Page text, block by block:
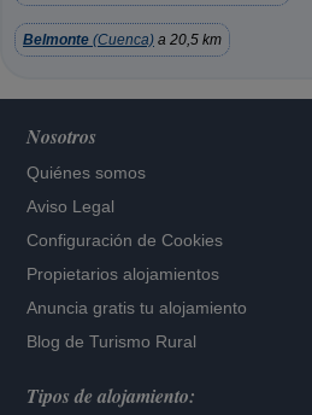
Belmonte (Cuenca) a 20,5 km
Nosotros
Quiénes somos
Aviso Legal
Configuración de Cookies
Propietarios alojamientos
Anuncia gratis tu alojamiento
Blog de Turismo Rural
Tipos de alojamiento: